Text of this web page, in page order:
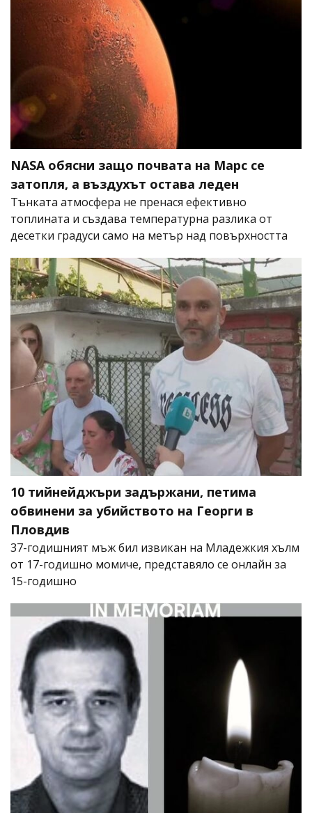
NASA обясни защо почвата на Марс се
затопля, а въздухът остава леден
Тънката атмосфера не пренася ефективно
топлината и създава температурна разлика от
десетки градуси само на метър над повърхността
10 тийнейджъри задържани, петима
обвинени за убийството на Георги в
Пловдив
37-годишният мъж бил извикан на Младежкия хълм
от 17-годишно момиче, представяло се онлайн за
15-годишно